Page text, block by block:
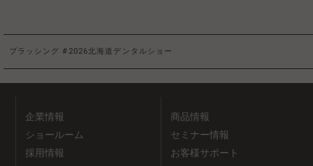
ブラッシング #2026北海道デンタルショー
企業情報
ショールーム
採用情報
商品情報
セミナー情報
お客様サポート